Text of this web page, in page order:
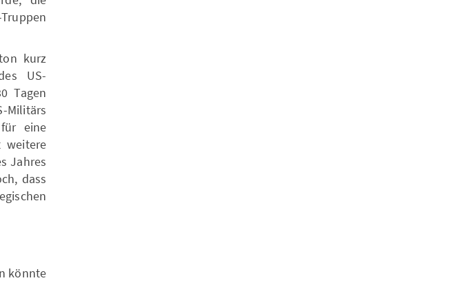
kurz
US-
Tagen
eine
weitere
Jahres
dass
könnte